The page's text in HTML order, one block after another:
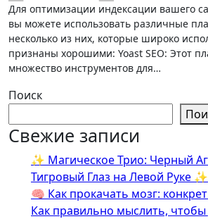
Для оптимизации индексации вашего сайта на WordPress
вы можете использовать различные
несколько из них, которые широко
признаны хорошими: Yoast SEO: Этот
множество инструментов для…
Поиск
Свежие записи
✨ Магическое Трио: Черный
Тигровый Глаз на Левой Руке ✨
🧠 Как прокачать мозг:
Как правильно мыслить, чтобы